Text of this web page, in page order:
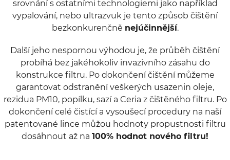
srovnání s ostatními technologiemi jako například
vypalování, nebo ultrazvuk je tento způsob čištění
bezkonkurenčně nejúčinnější.
Další jeho nespornou výhodou je, že průběh čištění
probíhá bez jakéhokoliv invazivního zásahu do
konstrukce filtru. Po dokončení čištění můžeme
garantovat odstranění veškerých usazenin oleje,
rezidua PM10, popílku, sazí a Ceria z čištěného filtru. Po
dokončení celé čistící a vysoušecí procedury na naší
patentované lince můžou hodnoty propustnosti filtru
dosáhnout až na 100% hodnot nového filtru!